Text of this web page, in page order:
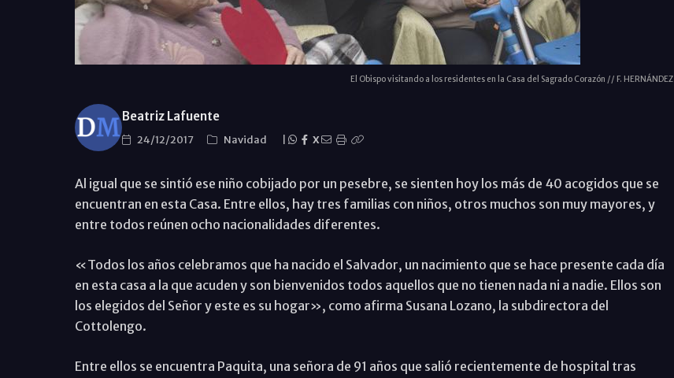
El Obispo visitando a los residentes en la Casa del Sagrado Corazón // F. HERNÁNDEZ
Beatriz Lafuente
24/12/2017 Navidad X
Al igual que se sintió ese niño cobijado por un pesebre, se sienten hoy los más de 40 acogidos que se
encuentran en esta Casa. Entre ellos, hay tres familias con niños, otros muchos son muy mayores, y
entre todos reúnen ocho nacionalidades diferentes.
«Todos los años celebramos que ha nacido el Salvador, un nacimiento que se hace presente cada día
en esta casa a la que acuden y son bienvenidos todos aquellos que no tienen nada ni a nadie. Ellos son
los elegidos del Señor y este es su hogar», como afirma Susana Lozano, la subdirectora del
Cottolengo.
Entre ellos se encuentra Paquita, una señora de 91 años que salió recientemente de hospital tras